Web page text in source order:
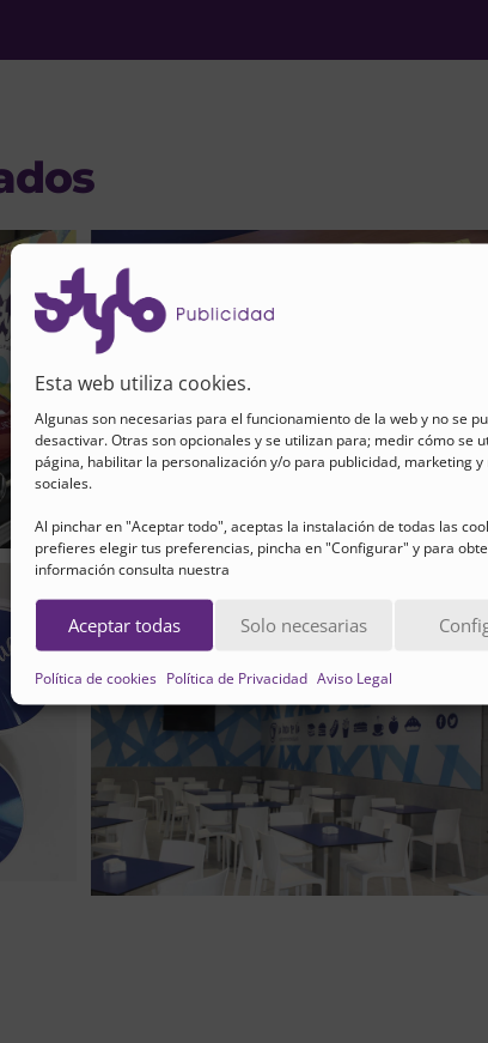
Esta web utiliza cookies.
Algunas son necesarias para el funcionamiento de la web y no se
desactivar. Otras son opcionales y se utilizan para; medir cómo se
página, habilitar la personalización y/o para publicidad, marketing y
sociales.
Al pinchar en "Aceptar todo", aceptas la instalación de todas las
prefieres elegir tus preferencias, pincha en "Configurar" y para
información consulta nuestra
Aceptar todas Solo necesarias
Política de cookies Política de Privacidad Aviso Legal